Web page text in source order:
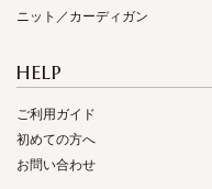
ニット／カーディガン
HELP
ご利用ガイド
初めての方へ
お問い合わせ